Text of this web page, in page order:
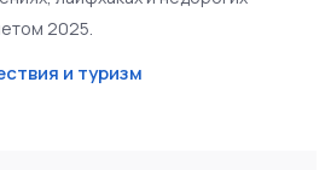
2025.
и туризм